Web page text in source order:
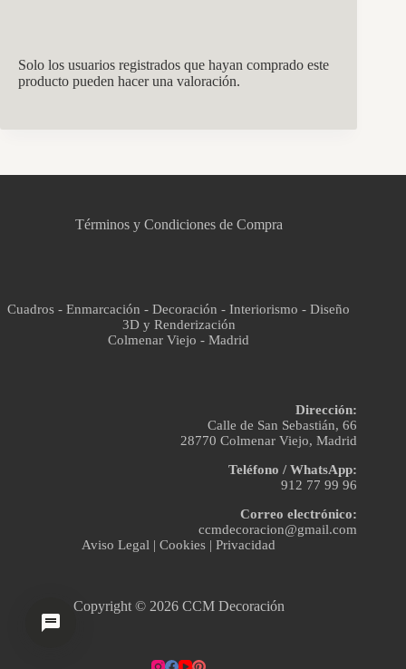
Solo los usuarios registrados que hayan comprado este
producto pueden hacer una valoración.
Términos y Condiciones de Compra
Cuadros - Enmarcación - Decoración - Interiorismo - Diseño
3D y Renderización
Colmenar Viejo - Madrid
Dirección:
Calle de San Sebastián, 66
28770 Colmenar Viejo, Madrid
Teléfono / WhatsApp:
912 77 99 96
Correo electrónico:
ccmdecoracion@gmail.com
Aviso Legal |Cookies |Privacidad
Copyright © 2026 CCM Decoración
Asistente virtual · En línea